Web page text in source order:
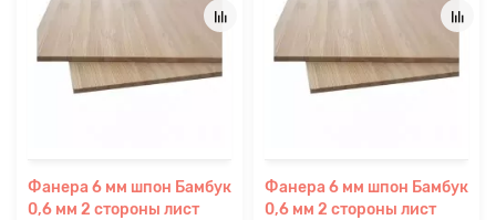
Фанера 6 мм шпон Бамбук
0,6 мм 2 стороны лист
Фанера 6 мм шпон Бамбук
0,6 мм 2 стороны лист